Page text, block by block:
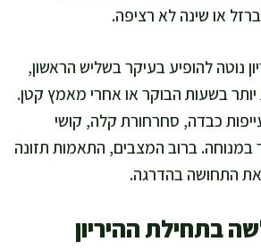
או שינה לא רציפה.
נוטה להופיע בעיקר בשליש הראשון,
יותר בשעות הבוקר או אחרי מאמץ קטן.
כבדה, סחרחורת קלה, קושי
במנוחה. ברוב המצבים, התאמות תזונה
את התחושה בהדרגה.
בתחילת ההיריון